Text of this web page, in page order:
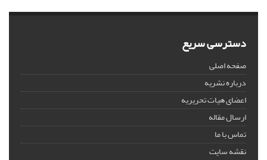
دسترسی سریع
صفحه اصلی
درباره نشریه
اعضای هیات تحریریه
ارسال مقاله
تماس با ما
نقشه سایت